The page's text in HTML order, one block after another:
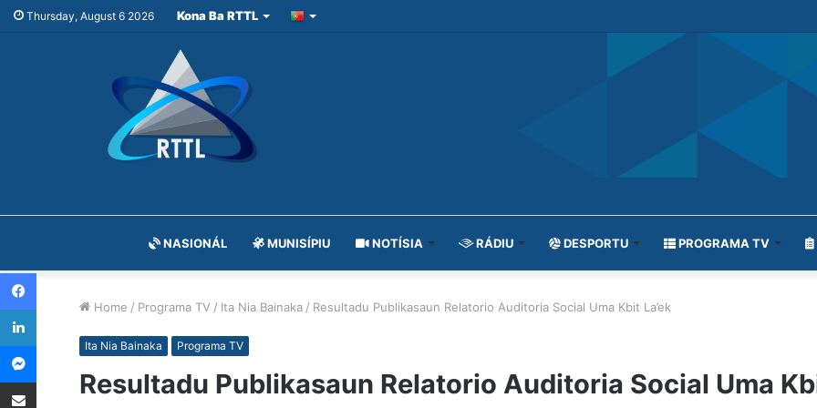
Thursday, August 6 2026 Kona Ba RTTL
NASIONÁL MUNISÍPIU NOTÍSIA RÁDIU DESPORTU PROGRAMA TV
Home / Programa TV / Ita Nia Bainaka / Resultadu Publikasaun Relatorio Auditoria Social Uma Kbit La’ek
Ita Nia Bainaka Programa TV
Resultadu Publikasaun Relatorio Auditoria Social Uma
Facebook
LinkedIn
Messenger